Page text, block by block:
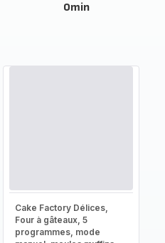
0min
Cake Factory Délices,
Four à gâteaux, 5
programmes, mode